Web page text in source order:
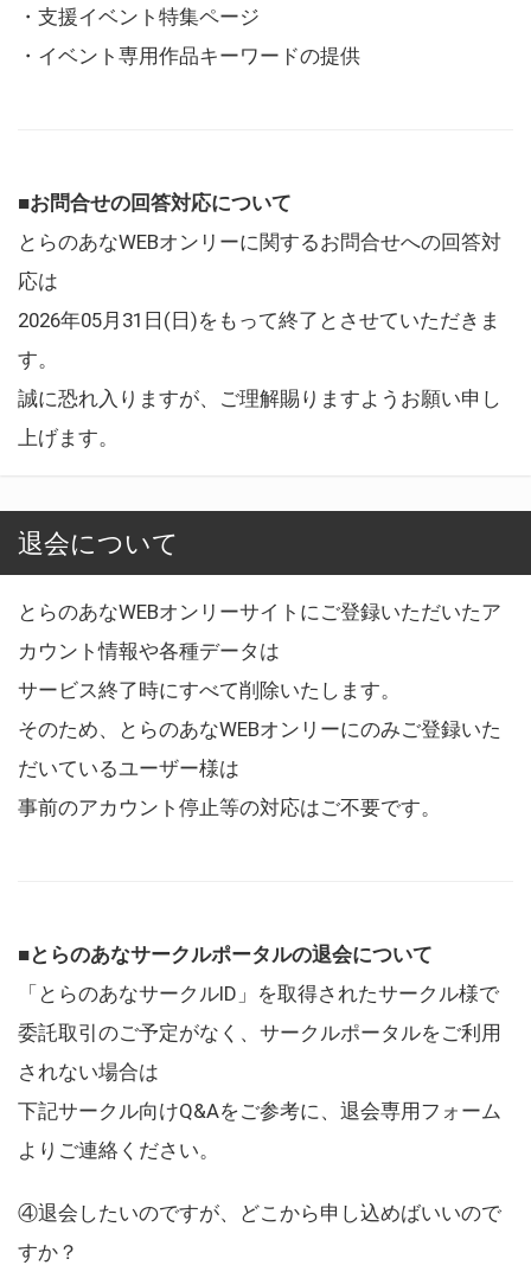
・支援イベント特集ページ
・イベント専用作品キーワードの提供
■お問合せの回答対応について
とらのあなWEBオンリーに関するお問合せへの回答対
応は
2026年05月31日(日)をもって終了とさせていただきま
す。
誠に恐れ入りますが、ご理解賜りますようお願い申し
上げます。
退会について
とらのあなWEBオンリーサイトにご登録いただいたア
カウント情報や各種データは
サービス終了時にすべて削除いたします。
そのため、とらのあなWEBオンリーにのみご登録いた
だいているユーザー様は
事前のアカウント停止等の対応はご不要です。
■とらのあなサークルポータルの退会について
「とらのあなサークルID」を取得されたサークル様で
委託取引のご予定がなく、サークルポータルをご利用
されない場合は
下記サークル向けQ&Aをご参考に、退会専用フォーム
よりご連絡ください。
④退会したいのですが、どこから申し込めばいいので
すか？